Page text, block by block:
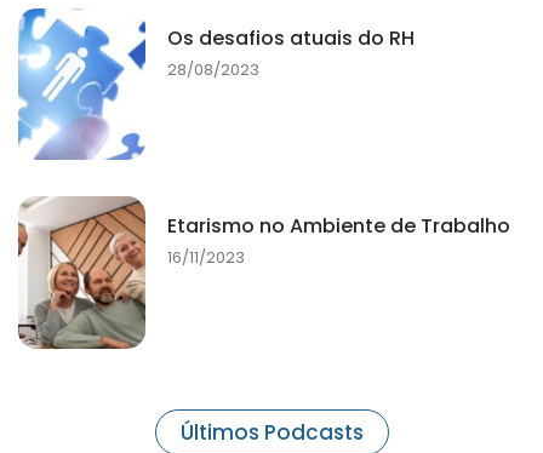
Os desafios atuais do RH
28/08/2023
Etarismo no Ambiente de Trabalho
16/11/2023
Últimos Podcasts